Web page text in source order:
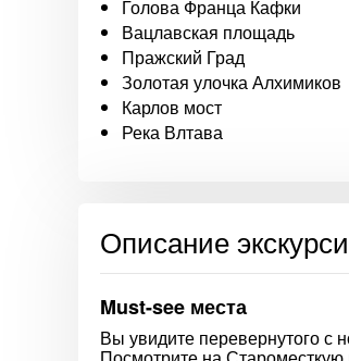
Голова Франца Кафки
Вацлавская площадь
Пражский Град
Золотая улочка Алхимиков
Карлов мост
Река Влтава
Описание
Must-see места
Вы увидите перевернутого с